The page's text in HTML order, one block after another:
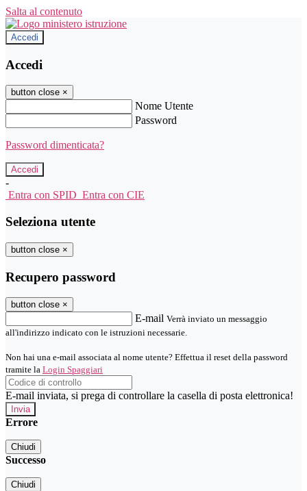
Salta al contenuto
Accedi
Accedi
button close ×
Nome Utente
Password
Password dimenticata?
-
Entra con SPID Entra con CIE
Seleziona utente
button close ×
Recupero password
button close ×
E-mail Verrà inviato un messaggio
all'indirizzo indicato con le istruzioni necessarie.
Non hai una e-mail associata al nome utente? Effettua il reset della password
tramite la Login Spaggiari
E-mail inviata, si prega di controllare la casella di posta elettronica!
Errore
Chiudi
Successo
Chiudi